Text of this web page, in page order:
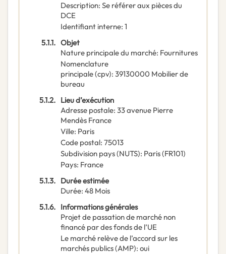
Description: Se référer aux pièces du
DCE
Identifiant interne: 1
5.1.1. Objet
Nature principale du marché: Fournitures
Nomenclature
principale(cpv): 39130000 Mobilier de
bureau
5.1.2. Lieu d’exécution
Adresse postale: 33 avenue Pierre
Mendès France
Ville: Paris
Code postal: 75013
Subdivision pays (NUTS): Paris(FR101)
Pays: France
5.1.3. Durée estimée
Durée: 48 Mois
5.1.6. Informations générales
Projet de passation de marché non
financé par des fonds de l’UE
Le marché relève de l’accord sur les
marchés publics (AMP): oui